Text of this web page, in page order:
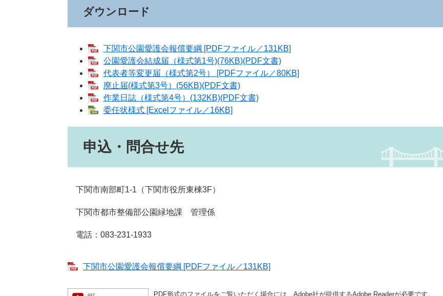
ダウンロード
下関市公園愛護会報償要綱 [PDFファイル／131KB]
公園愛護会結成届（様式第1号)(76KB)(PDF文書)
代表者等変更届（様式第2号） [PDFファイル／80KB]
廃止届(様式第3号）(56KB)(PDF文書)
作業日誌（様式第4号）(132KB)(PDF文書)
委任状様式 [Excelファイル／16KB]
申込・問合せ先
下関市南部町1-1（下関市役所東棟3F）
下関市都市整備部公園緑地課 管理係
電話：083-231-1933
下関市公園愛護会報償要綱 [PDFファイル／131KB]
PDF形式のファイルをご覧いただく場合には、Adobe社が提供するAdobe Readerが必要です。